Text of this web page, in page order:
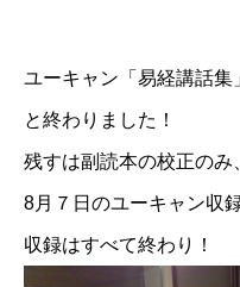
ユーキャン「易経講話
と終わりました！
残すは副読本の校正のみ
8月７日のユーキャン収
収録はすべて終わり！